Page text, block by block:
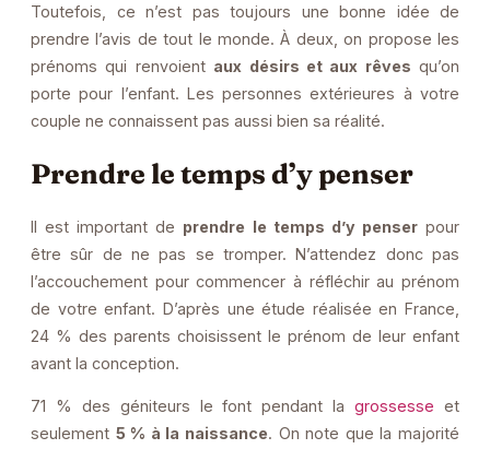
Toutefois, ce n’est pas toujours une bonne idée de
prendre l’avis de tout le monde. À deux, on propose les
prénoms qui renvoient aux désirs et aux rêves qu’on
porte pour l’enfant. Les personnes extérieures à votre
couple ne connaissent pas aussi bien sa réalité.
Prendre le temps d’y penser
Il est important de prendre le temps d’y penserpour
être sûr de ne pas se tromper. N’attendez donc pas
l’accouchement pour commencer à réfléchir au prénom
de votre enfant. D’après une étude réalisée en France,
24 % des parents choisissent le prénom de leur enfant
avant la conception.
71 % des géniteurs le font pendant lagrossesse et
seulement 5 % à la naissance. On note que la majorité